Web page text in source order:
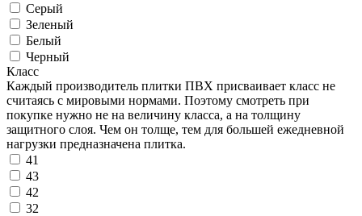
Серый
Зеленый
Белый
Черный
Класс
Каждый производитель плитки ПВХ присваивает класс не
считаясь с мировыми нормами. Поэтому смотреть при
покупке нужно не на величину класса, а на толщину
защитного слоя. Чем он толще, тем для большей ежедневной
нагрузки предназначена плитка.
41
43
42
32